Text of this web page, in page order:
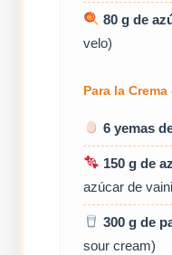
80 g de
velo)
Para la
6 yemas
150 g de
azúcar de
300 g de
sour cream)